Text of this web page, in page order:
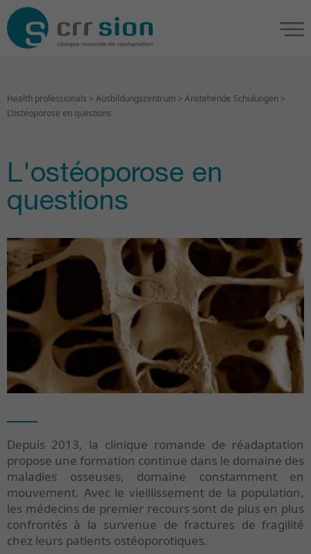
Health professionals > Ausbildungszentrum > Anstehende Schulungen>
L'ostéoporose en questions
L'ostéoporose en
questions
Depuis 2013, la clinique romande de réadaptation
propose une formation continue dans le domaine des
maladies osseuses, domaine constamment en
mouvement. Avec le vieillissement de la population,
les médecins de premier recours sont de plus en plus
confrontés à la survenue de fractures de fragilité
chez leurs patients ostéoporotiques.